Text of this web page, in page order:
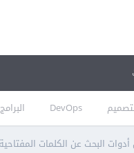
DevOps
البحث عن الكلمات